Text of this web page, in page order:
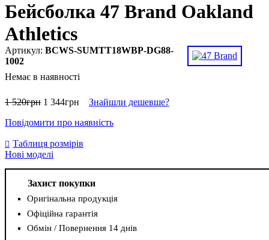
Бейсболка 47 Brand Oakland
Athletics
BCWS-SUMTT18WBP-DG88-
1002
Немає в наявності
1 520грн 1 344грн
Знайшли дешевше?
Повідомити про наявність
Таблиця розмірів
Нові моделі
Захист покупки
Оригінальна продукція
Офіційна гарантія
Обмін / Повернення 14 днів